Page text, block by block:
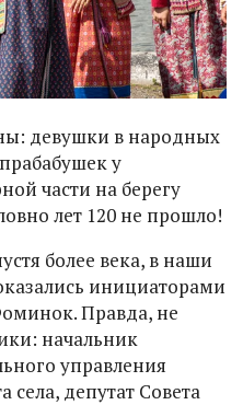
девушки в народных
у
части на берегу
лет 120 не прошло!
более века, в наши
инициаторами
Правда, не
начальник
управления
села, депутат Совета